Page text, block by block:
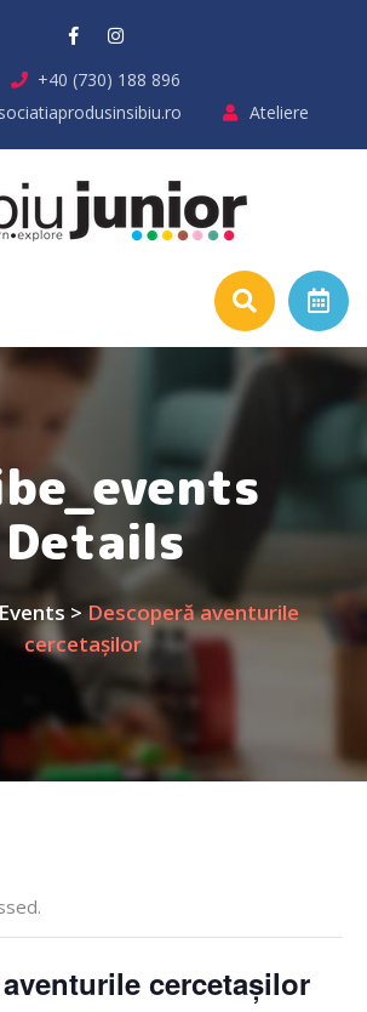
+40 (730) 188 896
Ateliere
Details
Events > Descoperă aventurile
cercetașilor
cercetașilor